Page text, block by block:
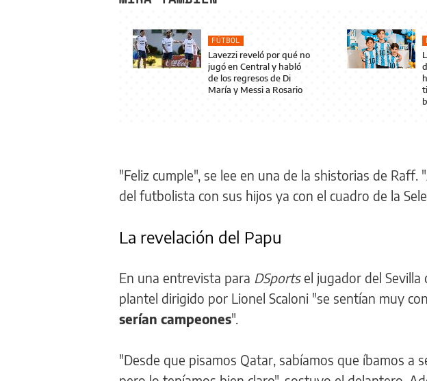
FÚTBOL
Lavezzi reveló por qué no
jugó en Central y habló
de los regresos de Di
María y Messi a Rosario
"Feliz cumple", se lee en una de la shistorias de
del futbolista con sus hijos ya con el cuadro de la
La revelación del Papu
En una entrevista para DSportsel jugador del Sevilla
plantel dirigido por Lionel Scaloni "se sentían muy
serían campeones".
"Desde que pisamos Qatar, sabíamos que íbamos a